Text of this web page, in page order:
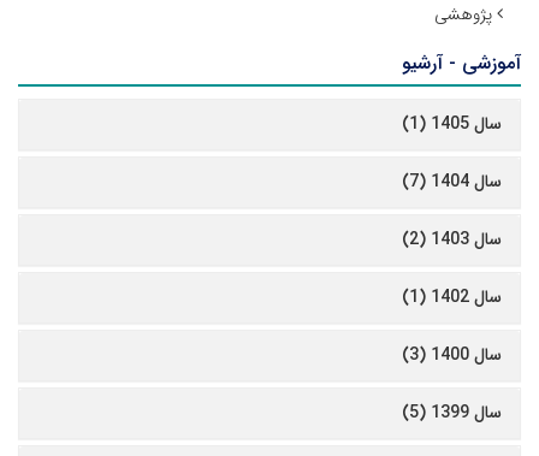
پژوهشی
آموزشی - آرشیو
سال 1405 (1)
سال 1404 (7)
سال 1403 (2)
سال 1402 (1)
سال 1400 (3)
سال 1399 (5)